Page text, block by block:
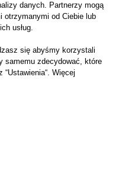
danych. Partnerzy mogą
otrzymanymi od Ciebie lub
usług.
się abyśmy korzystali
samemu zdecydować, które
Więcej